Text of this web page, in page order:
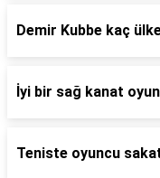
Demir Kubbe kaç
İyi bir sağ kanat
Teniste oyuncu